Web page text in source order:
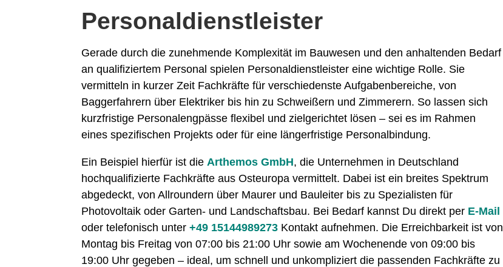
Personaldienstleister
Gerade durch die zunehmende Komplexität im Bauwesen und den anhaltenden Bedarf
an qualifiziertem Personal spielen Personaldienstleister eine wichtige Rolle. Sie
vermitteln in kurzer Zeit Fachkräfte für verschiedenste Aufgabenbereiche, von
Baggerfahrern über Elektriker bis hin zu Schweißern und Zimmerern. So lassen sich
kurzfristige Personalengpässe flexibel und zielgerichtet lösen – sei es im Rahmen
eines spezifischen Projekts oder für eine längerfristige Personalbindung.
Ein Beispiel hierfür ist dieArthemos GmbH, die Unternehmen in Deutschland
hochqualifizierte Fachkräfte aus Osteuropa vermittelt. Dabei ist ein breites Spektrum
abgedeckt, von Allroundern über Maurer und Bauleiter bis zu Spezialisten für
Photovoltaik oder Garten- und Landschaftsbau. Bei Bedarf kannst Du direkt per E-Mail
oder telefonisch unter+49 15144989273 Kontakt aufnehmen. Die Erreichbarkeit ist von
Montag bis Freitag von 07:00 bis 21:00 Uhr sowie am Wochenende von 09:00 bis
19:00 Uhr gegeben – ideal, um schnell und unkompliziert die passenden Fachkräfte zu